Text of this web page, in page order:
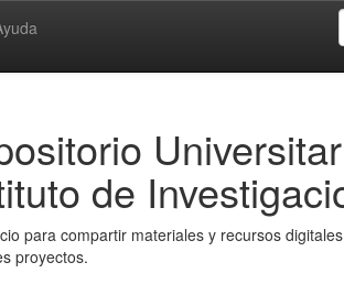
de
para compartir materiales y recursos
proyectos.